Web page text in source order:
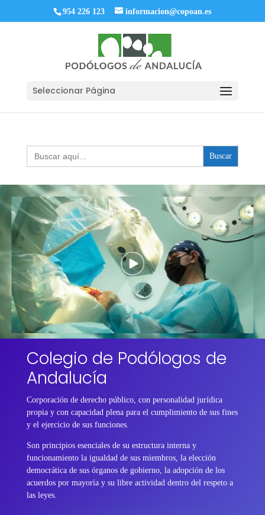
954 226 123 informacion@copoan.es
Seleccionar Página
Buscar:
Colegio de Podólogos de
Andalucía
Corporación de derecho público, con personalidad jurídica
propia y con capacidad plena para el cumplimiento de sus fines
y el ejercicio de sus funciones.
Son principios esenciales de su estructura interna y
funcionamiento la igualdad de sus miembros, la elección
democrática de sus órganos de gobierno, la adopción de los
acuerdos por mayoría y su libre actividad dentro del respeto a
las leyes.